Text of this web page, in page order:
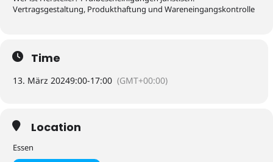
Vertragsgestaltung, Produkthaftung und Wareneingangskontrolle
Time
13. März 20249:00-17:00 (GMT+00:00)
Location
Essen